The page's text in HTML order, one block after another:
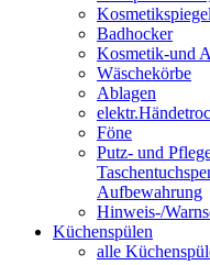
Badhocker
Kosmetik-und
Wäschekörbe
Ablagen
Föne
Putz- und
Aufbewahrung
Hinweis-/
Küchenspülen
alle